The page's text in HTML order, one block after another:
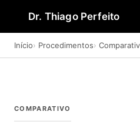
Dr. Thiago Perfeito
Início Procedimentos
COMPARATIVO